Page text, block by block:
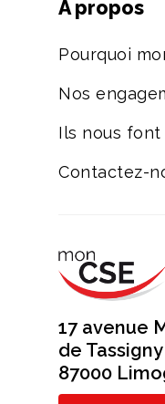
A propos
Pourquoi
Nos
Ils nous
Contactez-
17 avenue
de Tassigny
87000